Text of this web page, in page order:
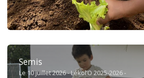
Semis
Le 10 juillet 2026 - Lékol’O 2025-2026 -